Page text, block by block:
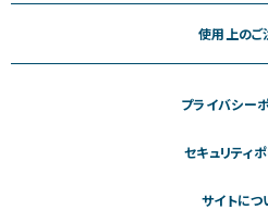
使用上のご
プライバシー
セキュリティ
サイトにつ